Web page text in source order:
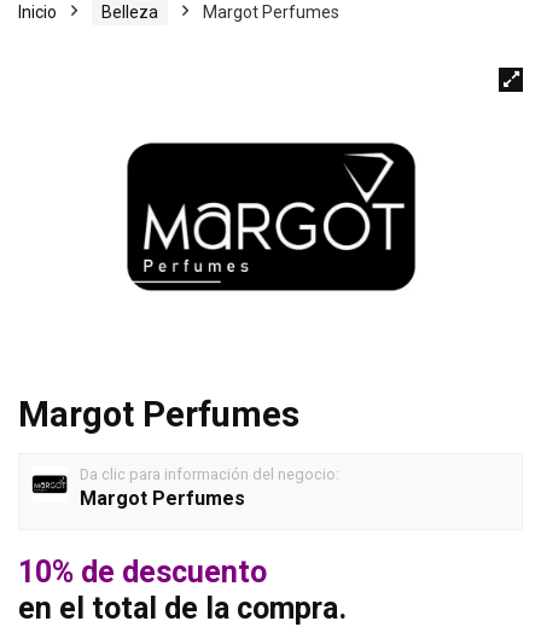
Inicio Belleza Margot Perfumes
Margot Perfumes
Da clic para información del negocio:
Margot Perfumes
10% de descuento
en el total de la compra.